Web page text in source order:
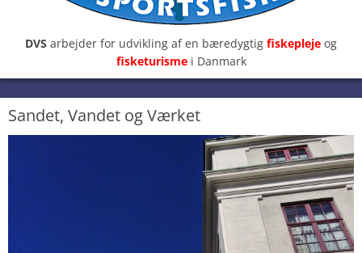
DVS arbejder for udvikling af en bæredygtig fiskepleje og
fisketurisme i Danmark
Sandet, Vandet og Værket